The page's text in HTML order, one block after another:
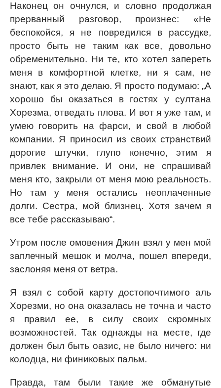
Наконец он очнулся, и словно продолжая
прерванный разговор, произнес: «Не
беспокойся, я не повредился в рассудке,
просто быть не таким как все, довольно
обременительно. Ни те, кто хотел запереть
меня в комфортной клетке, ни я сам, не
знают, как я это делаю. Я просто подумаю: „А
хорошо бы оказаться в гостях у султана
Хорезма, отведать плова. И вот я уже там, и
умею говорить на фарси, и свой в любой
компании. Я приносил из своих странствий
дорогие штучки, глупо конечно, этим я
привлек внимание. И они, не спрашивай
меня кто, закрыли от меня мою реальность.
Но там у меня остались неоплаченные
долги. Сестра, мой близнец. Хотя зачем я
все тебе рассказываю“.
Утром после омовения Джин взял у мен мой
заплечный мешок и молча, пошел впереди,
заслоняя меня от ветра.
Я взял с собой карту достопочтимого аль
Хорезми, но она оказалась не точна и часто
я правил ее, в силу своих скромных
возможностей. Так однажды на месте, где
должен был быть оазис, не было ничего: ни
колодца, ни финиковых пальм.
Правда, там были такие же обманутые